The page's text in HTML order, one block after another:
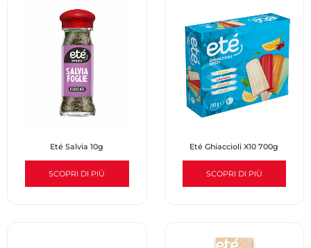
Eté Salvia 10g
SCOPRI DI PIÙ
Eté Ghiaccioli X10 700g
SCOPRI DI PIÙ